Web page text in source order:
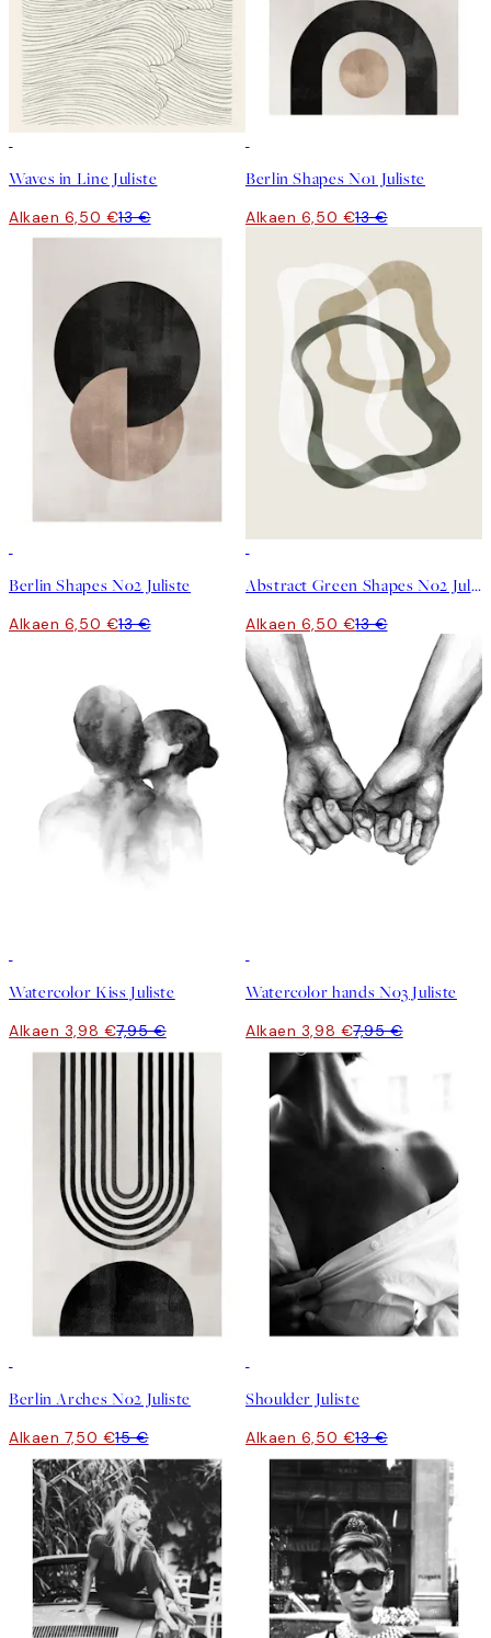
Waves in Line Juliste
Alkaen 6,50 €13 €
Berlin Shapes No1 Juliste
Alkaen 6,50 €13 €
Berlin Shapes No2 Juliste
Alkaen 6,50 €13 €
Abstract Green Shapes No2 Juliste
Alkaen 6,50 €13 €
Watercolor Kiss Juliste
Alkaen 3,98 €7,95 €
Watercolor hands No3 Juliste
Alkaen 3,98 €7,95 €
Berlin Arches No2 Juliste
Alkaen 7,50 €15 €
Shoulder Juliste
Alkaen 6,50 €13 €